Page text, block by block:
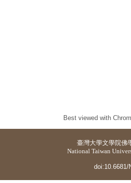
Best viewed with
臺灣大學文學院佛
National Taiwan
doi:10.6681/